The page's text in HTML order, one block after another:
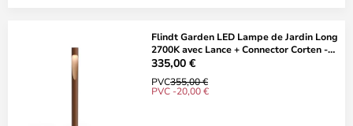
Flindt Garden LED Lampe de Jardin Long
2700K avec Lance + Connector Corten -
Lou
335,00 €
PVC355,00 €
PVC -20,00 €